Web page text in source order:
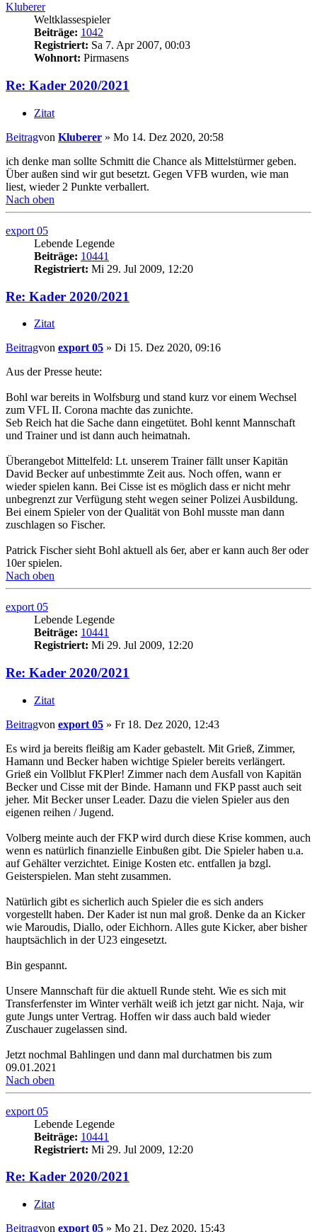
Kluberer
Weltklassespieler
Beiträge: 1042
Registriert: Sa 7. Apr 2007, 00:03
Wohnort: Pirmasens
Re: Kader 2020/2021
Zitat
Beitragvon Kluberer » Mo 14. Dez 2020, 20:58
ich denke man sollte Schmitt die Chance als Mittelstürmer geben.
Über außen sind wir gut besetzt. Gegen VFB wurden, wie man
liest, wieder 2 Punkte verballert.
Nach oben
export 05
Lebende Legende
Beiträge: 10441
Registriert: Mi 29. Jul 2009, 12:20
Re: Kader 2020/2021
Zitat
Beitragvon export 05 » Di 15. Dez 2020, 09:16
Aus der Presse heute:
Bohl war bereits in Wolfsburg und stand kurz vor einem Wechsel
zum VFL II. Corona machte das zunichte.
Seb Reich hat die Sache dann eingetütet. Bohl kennt Mannschaft
und Trainer und ist dann auch heimatnah.
Überangebot Mittelfeld: Lt. unserem Trainer fällt unser Kapitän
David Becker auf unbestimmte Zeit aus. Noch offen, wann er
wieder spielen kann. Bei Cisse ist es möglich dass er nicht mehr
unbegrenzt zur Verfügung steht wegen seiner Polizei Ausbildung.
Bei einem Spieler von der Qualität von Bohl musste man dann
zuschlagen so Fischer.
Patrick Fischer sieht Bohl aktuell als 6er, aber er kann auch 8er oder
10er spielen.
Nach oben
export 05
Lebende Legende
Beiträge: 10441
Registriert: Mi 29. Jul 2009, 12:20
Re: Kader 2020/2021
Zitat
Beitragvon export 05 » Fr 18. Dez 2020, 12:43
Es wird ja bereits fleißig am Kader gebastelt. Mit Grieß, Zimmer,
Hamann und Becker haben wichtige Spieler bereits verlängert.
Grieß ein Vollblut FKPler! Zimmer nach dem Ausfall von Kapitän
Becker und Cisse mit der Binde. Hamann und FKP passt auch seit
jeher. Mit Becker unser Leader. Dazu die vielen Spieler aus den
eigenen reihen / Jugend.
Volberg meinte auch der FKP wird durch diese Krise kommen, auch
wenn es natürlich finanzielle Einbußen gibt. Die Spieler haben u.a.
auf Gehälter verzichtet. Einige Kosten etc. entfallen ja bzgl.
Geisterspielen. Man steht zusammen.
Natürlich gibt es sicherlich auch Spieler die es sich anders
vorgestellt haben. Der Kader ist nun mal groß. Denke da an Kicker
wie Maroudis, Diallo, oder Eichhorn. Alles gute Kicker, aber bisher
hauptsächlich in der U23 eingesetzt.
Bin gespannt.
Unsere Mannschaft für die aktuell Runde steht. Wie es sich mit
Transferfenster im Winter verhält weiß ich jetzt gar nicht. Naja, wir
gute Jungs unter Vertrag. Hoffen wir dass auch bald wieder
Zuschauer zugelassen sind.
Jetzt nochmal Bahlingen und dann mal durchatmen bis zum
09.01.2021
Nach oben
export 05
Lebende Legende
Beiträge: 10441
Registriert: Mi 29. Jul 2009, 12:20
Re: Kader 2020/2021
Zitat
Beitragvon export 05 » Mo 21. Dez 2020, 15:43